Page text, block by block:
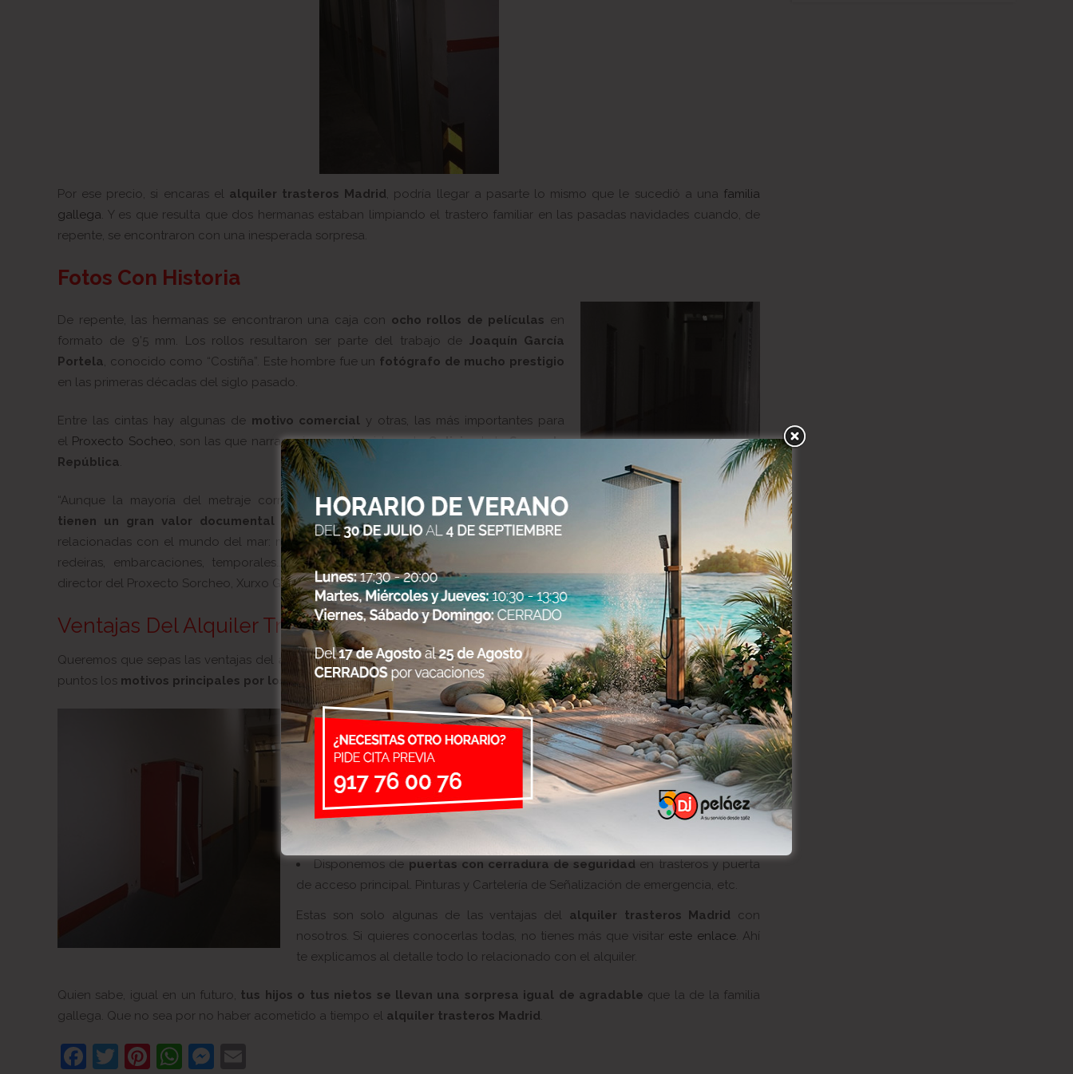
Por ese precio, si encaras el alquiler trasteros Madrid , podría llegar a pasarte lo mismo que le sucedió a una familia
gallega. Y es que resulta que dos hermanas estaban limpiando el trastero familiar en las pasadas navidades cuando, de
repente, se encontraron con una inesperada sorpresa.
Fotos Con Historia
De repente, las hermanas se encontraron una caja con ocho rollos de películas en
formato de 9’5 mm. Los rollos resultaron ser parte del trabajo de Joaquín García
Portela, conocido como “Costiña”. Este hombre fue un fotógrafo de mucho prestigio
en las primeras décadas del siglo pasado.
Entre las cintas hay algunas de motivo comercial y otras, las más importantes para
el Proxecto Socheo, son las que narran cómo era la vida en laGaliciade laSegunda
República.
“Aunque la mayoría del metraje corresponde a escenas familiares, estaspelículas
tienen un gran valor documental ya que encontramos secuencias costumbristas
relacionadas con el mundo del mar: marineros, actividad del puerto, vida en la ribeira,
redeiras, embarcaciones, temporales…”, indica en declaraciones al Faro de Vigo el
director del Proxecto Sorcheo, Xurxo González.
Ventajas Del Alquiler Trasteros Madrid
Queremos que sepas las ventajas del alquiler trasteros Madriden el Grupo DJ Pelaez. Por ello, te explicamos en varios
puntos los motivos principales por los que hacer esta práctica con nosotros.
Tenemos unrecinto discretocon control de acceso individualizado.
Disponemos de un sistema de
circuito cerrado de TV. Para que tus
pertenencias estén seguras.
Puedes acceder a tu trastero
las 24 horas del díatanto a pie como en
Tenemos sistema de
Facilidad para carga y descarga
Disponemos de puertas con cerradura de seguridad en trasteros y puerta
de acceso principal. Pinturas y Cartelería de Señalización de emergencia, etc.
Estas son solo algunas de las ventajas del alquiler trasteros Madrid
con
nosotros. Si quieres conocerlas todas, no tienes más que visitar este enlace. Ahí
te explicamos al detalle todo lo relacionado con el alquiler.
Quien sabe, igual en un futuro, tus hijos o tus nietos se llevan una sorpresa igual de agradable que la de la familia
gallega. Que no sea por no haber acometido a tiempo el alquiler trasteros Madrid .
Facebook
Twitter
Pinterest
WhatsApp
Messenger